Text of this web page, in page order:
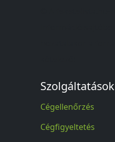
Szolgáltatások
Cégellenőrzés
Cégfigyeltetés